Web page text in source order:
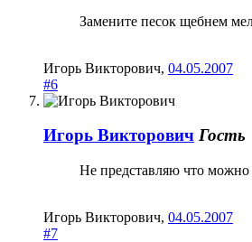
Замените песок щебнем
Игорь Викторович, 04.05.2007
#6
Игорь Викторович Гость
Не представляю что можно
Игорь Викторович, 04.05.2007
#7